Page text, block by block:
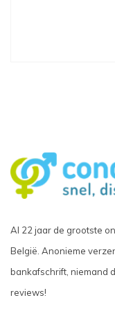
Al 22 jaar de grootste
België. Anonieme
bankafschrift, niemand
reviews!